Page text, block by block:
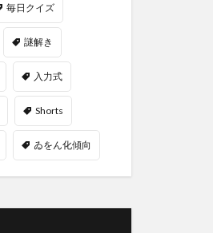
毎日クイズ
謎解き
入力式
Shorts
ゐをん化傾向